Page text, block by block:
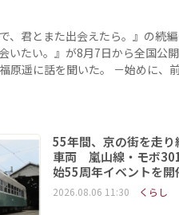
、君とまた出会えたら。』の続
いたい。』が8月7日から全国公
原遥に話を聞いた。 －始めに、
55年間、京の街を走り
車両 嵐山線・モボ
始55周年イベントを開
2026.08.06 11:30 くらし